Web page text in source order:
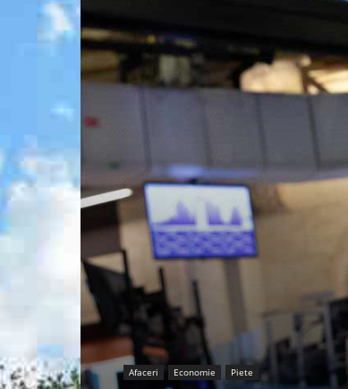
Afaceri Economie Piete